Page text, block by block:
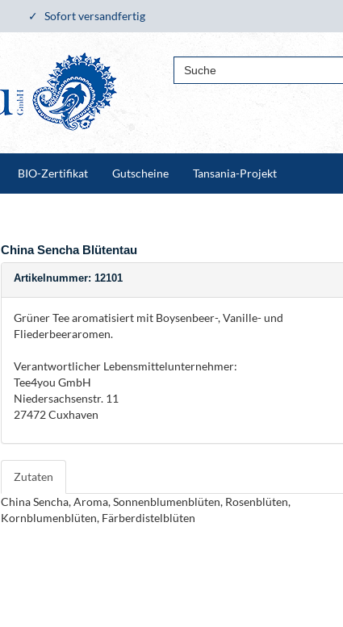
Sofort versandfertig
BIO-Zertifikat Gutscheine Tansania-Projekt
China Sencha Blütentau
Artikelnummer: 12101
Grüner Tee aromatisiert mit Boysenbeer-, Vanille- und
Fliederbeeraromen.
Verantwortlicher Lebensmittelunternehmer:
Tee4you GmbH
Niedersachsenstr. 11
27472 Cuxhaven
Zutaten
China Sencha, Aroma, Sonnenblumenblüten, Rosenblüten,
Kornblumenblüten, Färberdistelblüten